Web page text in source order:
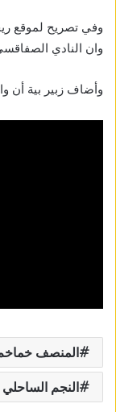
وفي تصريح لموقع
وان النادي
وأضاف زبير بية أن
المنصف
النجم الساحلي